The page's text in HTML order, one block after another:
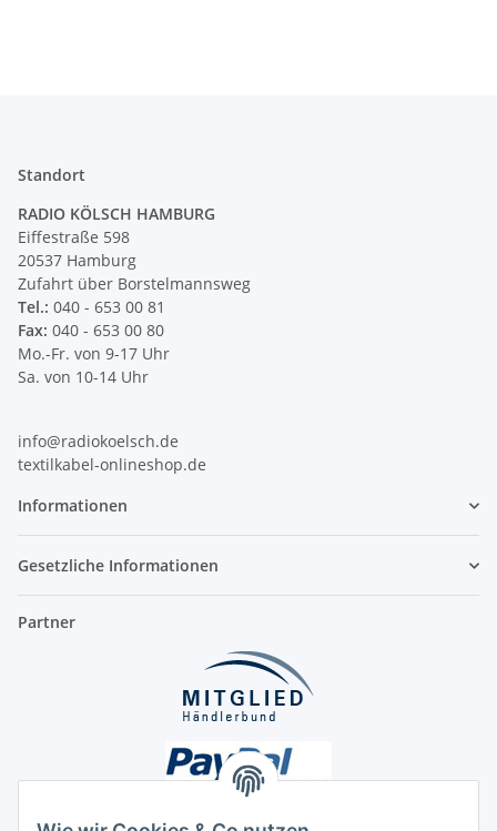
Standort
RADIO KÖLSCH HAMBURG
Eiffestraße 598
20537 Hamburg
Zufahrt über Borstelmannsweg
Tel.: 040 - 653 00 81
Fax: 040 - 653 00 80
Mo.-Fr. von 9-17 Uhr
Sa. von 10-14 Uhr
info@radiokoelsch.de
textilkabel-onlineshop.de
Informationen
Gesetzliche Informationen
Partner